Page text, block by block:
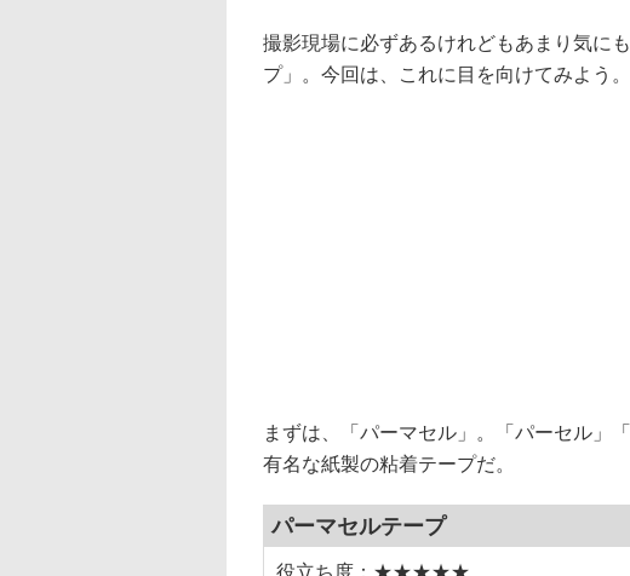
撮影現場に必ずあるけれどもあまり気に
プ」。今回は、これに目を向けてみよう。
まずは、「パーマセル」。「パーセル」
有名な紙製の粘着テープだ。
パーマセルテープ
役立ち度：★★★★★